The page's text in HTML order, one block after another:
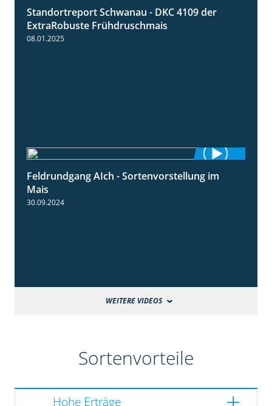
0:46
Standortreport Schwanau - DKC 4109 der
ExtraRobuste Frühdruschmais
08.01.2025
11:24
Feldrundgang AIch - Sortenvorstellung im
Mais
30.09.2024
WEITERE VIDEOS
Sortenvorteile
Hohe Erträge